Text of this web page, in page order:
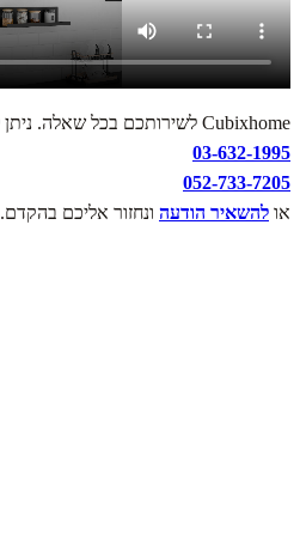
Cubixhome לשירותכם בכל שאלה. ניתן ליצור קשר טלפוני:
03-632-1995
052-733-7205
או להשאיר הודעה ונחזור אליכם בהקדם.